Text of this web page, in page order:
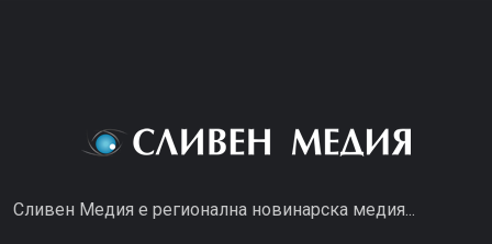
Сливен Медия е регионална новинарска медия...